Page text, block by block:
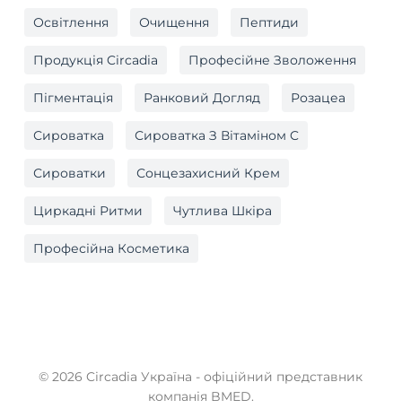
Освітлення Очищення Пептиди
Продукція Circadia Професійне Зволоження
Пігментація Ранковий Догляд Розацеа
Сироватка Сироватка З Вітаміном C
Сироватки Сонцезахисний Крем
Циркадні Ритми Чутлива Шкіра
Професійна Косметика
© 2026 Circadia Україна - офіційний представник
компанія BMED.